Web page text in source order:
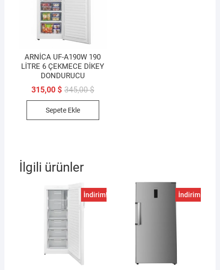
ARNİCA UF-A190W 190
LİTRE 6 ÇEKMECE DİKEY
DONDURUCU
345,00$Orijinal
315,00 $
Şu
Sepete Ekle
İlgili ürünler
İndirim! İndirim!